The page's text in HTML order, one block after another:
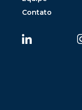
Contato